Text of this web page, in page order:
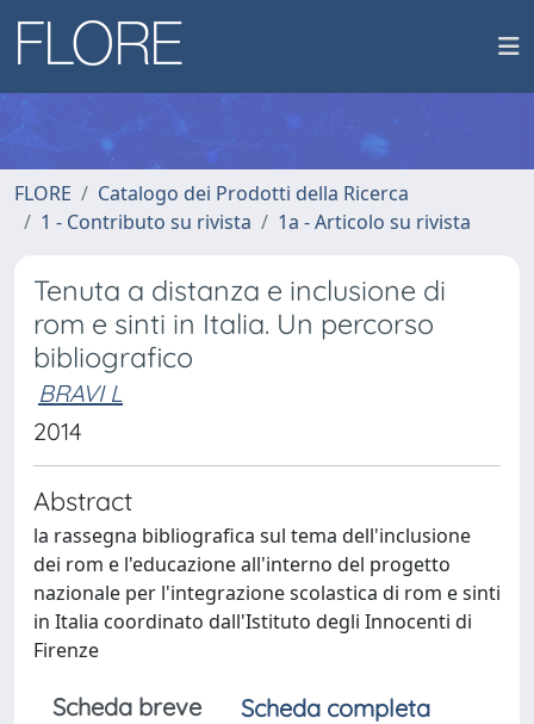
FLORE
Catalogo dei Prodotti della Ricerca
1 - Contributo su rivista
1a - Articolo su rivista
Tenuta a distanza e inclusione di
rom e sinti in Italia. Un percorso
bibliografico
BRAVI L
2014
Abstract
la rassegna bibliografica sul tema dell'inclusione
dei rom e l'educazione all'interno del progetto
nazionale per l'integrazione scolastica di rom e sinti
in Italia coordinato dall'Istituto degli Innocenti di
Firenze
Scheda breve
Scheda completa